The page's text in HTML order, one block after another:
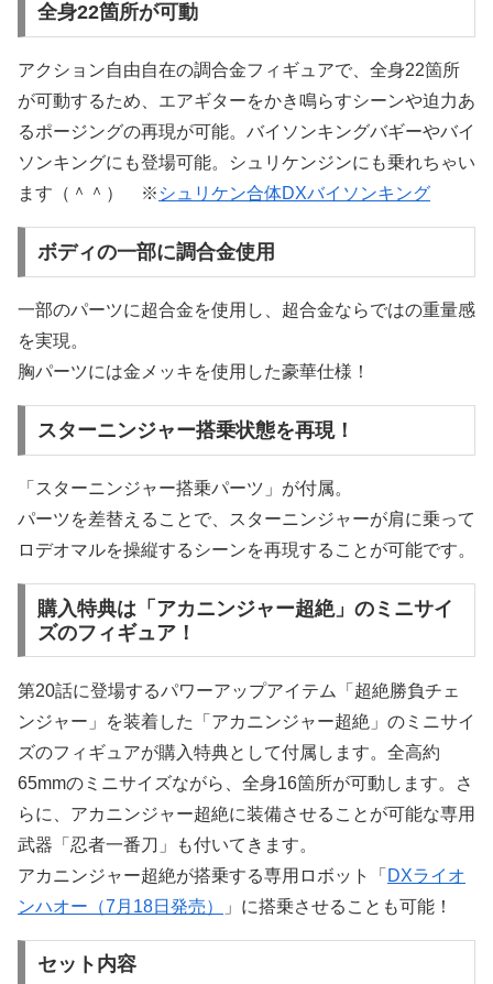
全身22箇所が可動
アクション自由自在の調合金フィギュアで、全身22箇所
が可動するため、エアギターをかき鳴らすシーンや迫力あ
るポージングの再現が可能。バイソンキングバギーやバイ
ソンキングにも登場可能。シュリケンジンにも乗れちゃい
ます（＾＾） ※ シュリケン合体DXバイソンキング
ボディの一部に調合金使用
一部のパーツに超合金を使用し、超合金ならではの重量感
を実現。
胸パーツには金メッキを使用した豪華仕様！
スターニンジャー搭乗状態を再現！
「スターニンジャー搭乗パーツ」が付属。
パーツを差替えることで、スターニンジャーが肩に乗って
ロデオマルを操縦するシーンを再現することが可能です。
購入特典は「アカニンジャー超絶」のミニサイ
ズのフィギュア！
第20話に登場するパワーアップアイテム「超絶勝負チェ
ンジャー」を装着した「アカニンジャー超絶」のミニサイ
ズのフィギュアが購入特典として付属します。全高約
65mmのミニサイズながら、全身16箇所が可動します。さ
らに、アカニンジャー超絶に装備させることが可能な専用
武器「忍者一番刀」も付いてきます。
アカニンジャー超絶が搭乗する専用ロボット「 DXライオ
ンハオー（7月18日発売）
」に搭乗させることも可能！
セット内容